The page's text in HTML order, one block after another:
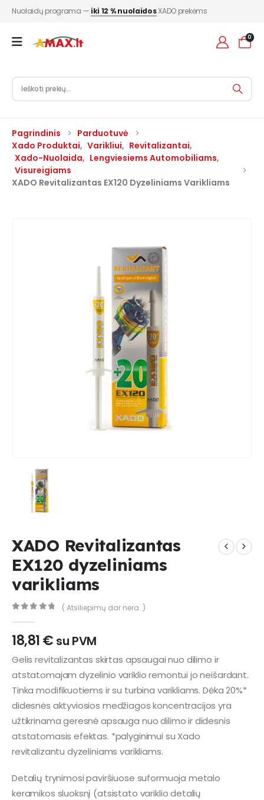
Nuolaidų programa — iki 12 % nuolaidosXADO prekėms
0
Pagrindinis
Parduotuvė
Xado Produktai, Varikliui, Revitalizantai,
Xado-Nuolaida, Lengviesiems Automobiliams,
Visureigiams
XADO Revitalizantas EX120 Dyzeliniams Varikliams
XADO Revitalizantas
EX120 dyzeliniams
varikliams
( Atsiliepimų dar nėra. )
18,81€ su PVM
Gelis revitalizantas skirtas apsaugai nuo dilimo ir
atstatomajam dyzelinio variklio remontui jo neišardant.
Tinka modifikuotiems ir su turbina varikliams. Dėka 20%*
didesnės aktyviosios medžiagos koncentracijos yra
užtikrinama geresnė apsauga nuo dilimo ir didesnis
atstatomasis efektas. *palyginimui su Xado
revitalizantu dyzeliniams varikliams.
Detalių trynimosi paviršiuose suformuoja metalo
keramikos sluoksnį (atsistato variklio detalių